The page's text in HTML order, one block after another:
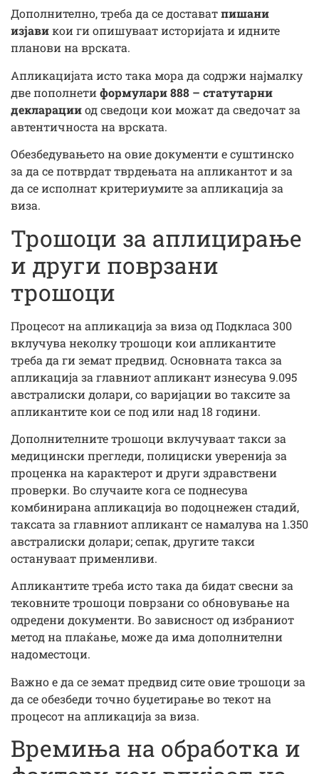
Дополнително, треба да се доставатпишани
изјавикои ги опишуваат историјата и идните
планови на врската.
Апликацијата исто така мора да содржи најмалку
две пополнети формулари 888 – статутарни
декларацииод сведоци кои можат да сведочат за
автентичноста на врската.
Обезбедувањето на овие документи е суштинско
за да се потврдат тврдењата на апликантот и за
да се исполнат критериумите за апликација за
виза.
Трошоци за аплицирање
и други поврзани
трошоци
Процесот на апликација за виза од Подкласа 300
вклучува неколку трошоци кои апликантите
треба да ги земат предвид. Основната такса за
апликација за главниот апликант изнесува 9.095
австралиски долари, со варијации во таксите за
апликантите кои се под или над 18 години.
Дополнителните трошоци вклучуваат такси за
медицински прегледи, полициски уверенија за
проценка на карактерот и други здравствени
проверки. Во случаите кога се поднесува
комбинирана апликација во подоцнежен стадий,
таксата за главниот апликант се намалува на 1.350
австралиски долари; сепак, другите такси
остануваат применливи.
Апликантите треба исто така да бидат свесни за
тековните трошоци поврзани со обновување на
одредени документи. Во зависност од избраниот
метод на плаќање, може да има дополнителни
надоместоци.
Важно е да се земат предвид сите овие трошоци за
да се обезбеди точно буџетирање во текот на
процесот на апликација за виза.
Времиња на обработка и